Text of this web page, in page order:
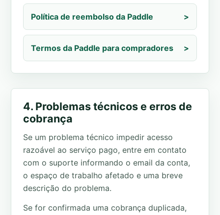
Política de reembolso da Paddle >
Termos da Paddle para compradores >
4. Problemas técnicos e erros de
cobrança
Se um problema técnico impedir acesso
razoável ao serviço pago, entre em contato
com o suporte informando o email da conta,
o espaço de trabalho afetado e uma breve
descrição do problema.
Se for confirmada uma cobrança duplicada,